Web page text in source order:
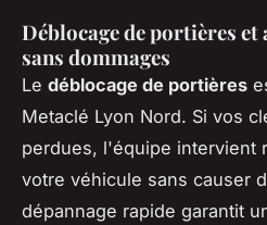
Déblocage de portières et
sans dommages
Le déblocage de portières
Metaclé Lyon Nord. Si vos
perdues, l'équipe intervient
votre véhicule sans causer
dépannage rapide garantit